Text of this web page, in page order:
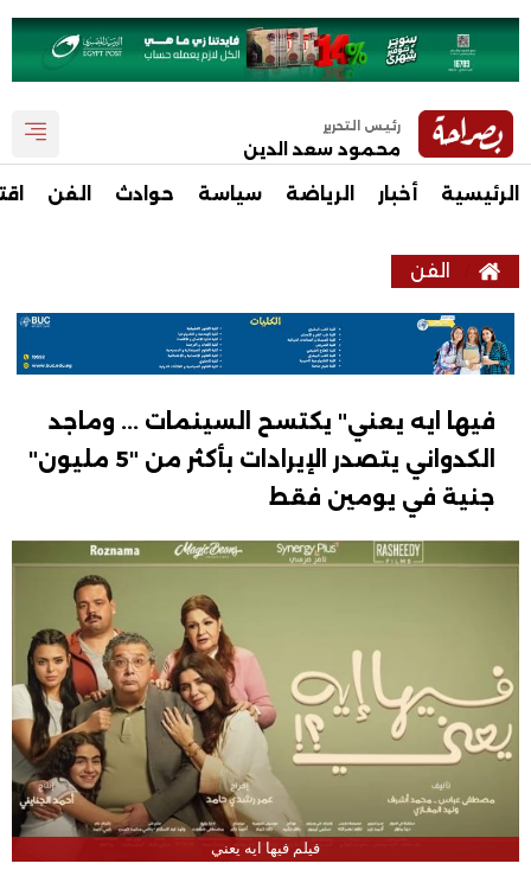
رئيس التحرير
محمود سعد الدين
الرئيسية أخبار الرياضة سياسة حوادث الفن
الفن
فيها ايه يعني" يكتسح السينمات ... وماجد
الكدواني يتصدر الإيرادات بأكثر من "5 مليون"
جنية في يومين فقط
فيلم فيها ايه يعني